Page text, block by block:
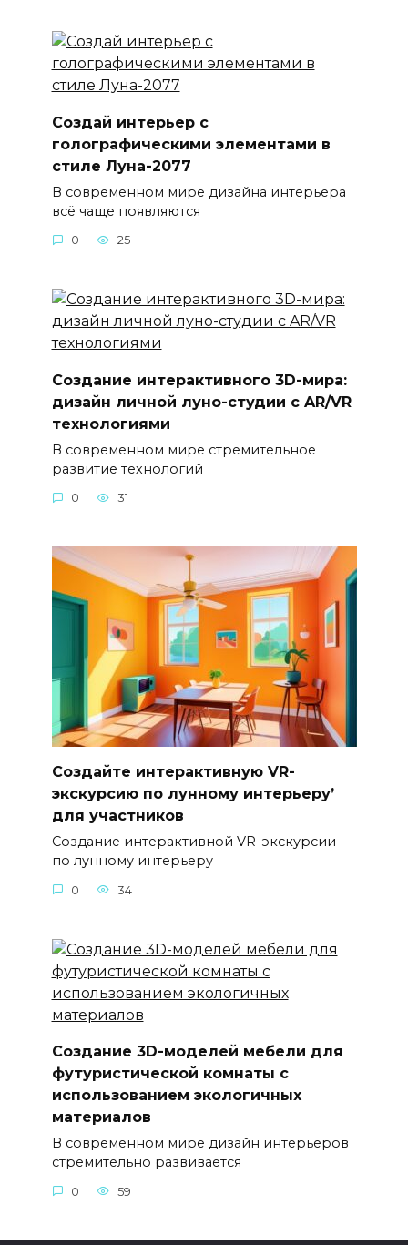
Создай интерьер с
голографическими элементами в
стиле Луна-2077
В современном мире дизайна интерьера
всё чаще появляются
0 25
Создание интерактивного 3D-мира:
дизайн личной луно-студии с AR/VR
технологиями
В современном мире стремительное
развитие технологий
0 31
Создайте интерактивную VR-
экскурсию по лунному интерьеру’
для участников
Создание интерактивной VR-экскурсии
по лунному интерьеру
0 34
Создание 3D-моделей мебели для
футуристической комнаты с
использованием экологичных
материалов
В современном мире дизайн интерьеров
стремительно развивается
0 59